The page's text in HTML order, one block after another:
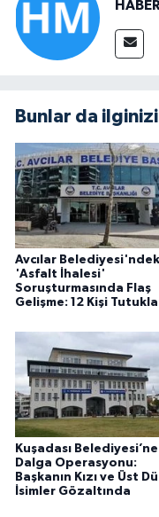
Bunlar da
Avcılar
'Asfalt İhalesi'
Soruşturmasında Flaş
Gelişme: 12 Kişi
Kuşadası
Dalga Operasyonu:
Başkanın Kızı ve Üst
İsimler Gözaltında